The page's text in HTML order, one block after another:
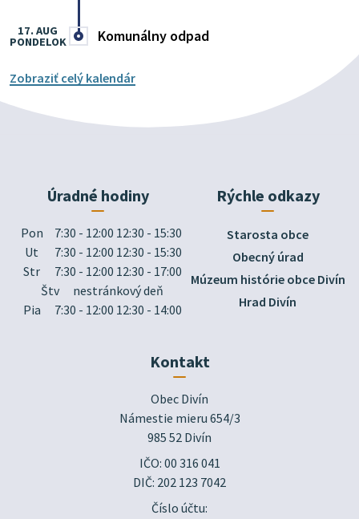
Komunálny odpad
17. AUG
PONDELOK
Zobraziť celý kalendár
Úradné hodiny
Pon
7:30 - 12:00 12:30 - 15:30
Ut
7:30 - 12:00 12:30 - 15:30
Str
7:30 - 12:00 12:30 - 17:00
Štv
nestránkový deň
Pia
7:30 - 12:00 12:30 - 14:00
Rýchle odkazy
Starosta obce
Obecný úrad
Múzeum histórie obce Divín
Hrad Divín
Kontakt
Obec Divín
Námestie mieru 654/3
985 52 Divín
IČO: 00 316 041
DIČ: 202 123 7042
Číslo účtu: